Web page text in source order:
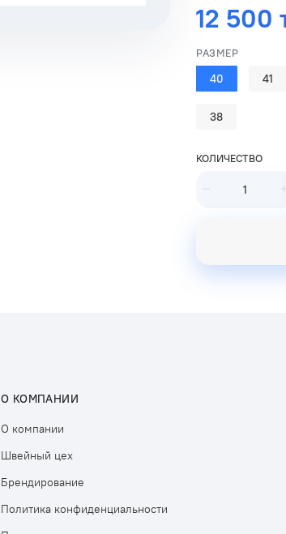
12 500
КОЛИЧЕСТВО
РАЗМЕР
40 41
38
О КОМПАНИИ
О компании
Швейный цех
Брендирование
Политика конфиденциальности